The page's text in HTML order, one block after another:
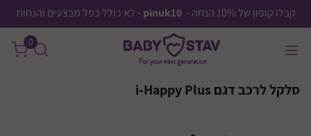
קבלו קופון של 10% הנחה - pinuk10 - לא כולל כפל מבצעים והנחות
0
סלקל לרכב דגם i-Happy Plus